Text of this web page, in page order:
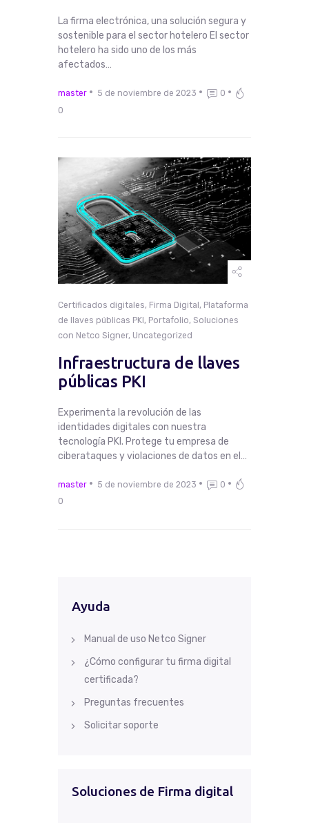
La firma electrónica, una solución segura y
sostenible para el sector hotelero El sector
hotelero ha sido uno de los más
afectados…
master 5 de noviembre de 2023
0
0
Certificados digitales, Firma Digital, Plataforma
de llaves públicas PKI, Portafolio, Soluciones
con Netco Signer, Uncategorized
Infraestructura de llaves
públicas PKI
Experimenta la revolución de las
identidades digitales con nuestra
tecnología PKI. Protege tu empresa de
ciberataques y violaciones de datos en el…
master 5 de noviembre de 2023
0
0
Ayuda
Manual de uso Netco Signer
¿Cómo configurar tu firma digital
certificada?
Preguntas frecuentes
Solicitar soporte
Soluciones de Firma digital